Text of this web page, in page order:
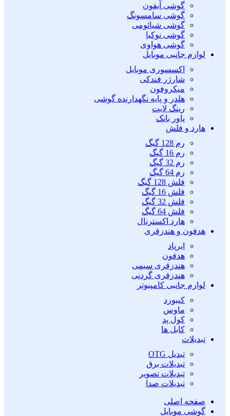
گوشی آیفون
گوشی سامسونگ
گوشی شیائومی
گوشی نوکیا
گوشی هواوی
لوازم جانبی موبایل
اکسسوری موبایل
شارژر فندکی
میکروفون
هلدر و پایه نگهدارنده گوشی
رینگ لایت
پاور بانک
هارد و فلش
رم 128 گیگ
رم 16 گیگ
رم 32 گیگ
رم 64 گیگ
فلش 128 گیگ
فلش 16 گیگ
فلش 32 گیگ
فلش 64 گیگ
هارد اکسترنال
هدفون و هندزفری
ایرپاد
هدفون
هندزفری سیمی
هندزفری گردنی
لوازم جانبی کامپیوتر
کیبورد
ماوس
کول پد
کابل ها
تبدیلات
تبدیل OTG
تبدیلات برق
تبدیلات تصویر
تبدیلات صدا
صفحه اصلی
گوشی موبایل